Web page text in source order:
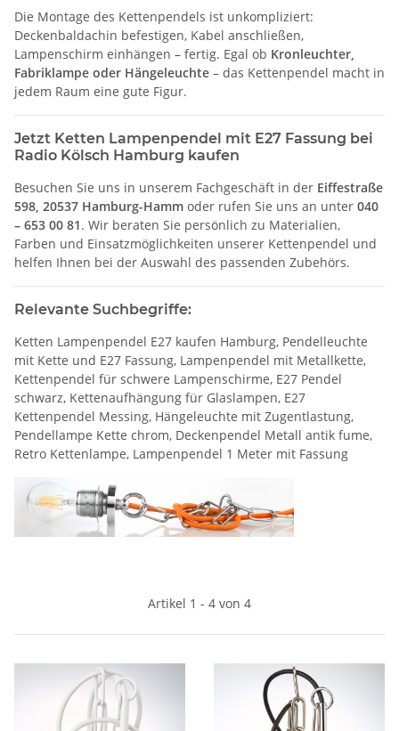
Die Montage des Kettenpendels ist unkompliziert:
Deckenbaldachin befestigen, Kabel anschließen,
Lampenschirm einhängen – fertig. Egal ob Kronleuchter,
Fabriklampe oder Hängeleuchte – das Kettenpendel macht in
jedem Raum eine gute Figur.
Jetzt Ketten Lampenpendel mit E27 Fassung bei
Radio Kölsch Hamburg kaufen
Besuchen Sie uns in unserem Fachgeschäft in der Eiffestraße
598, 20537 Hamburg-Hamm oder rufen Sie uns an unter 040
– 653 00 81. Wir beraten Sie persönlich zu Materialien,
Farben und Einsatzmöglichkeiten unserer Kettenpendel und
helfen Ihnen bei der Auswahl des passenden Zubehörs.
Relevante Suchbegriffe:
Ketten Lampenpendel E27 kaufen Hamburg, Pendelleuchte
mit Kette und E27 Fassung, Lampenpendel mit Metallkette,
Kettenpendel für schwere Lampenschirme, E27 Pendel
schwarz, Kettenaufhängung für Glaslampen, E27
Kettenpendel Messing, Hängeleuchte mit Zugentlastung,
Pendellampe Kette chrom, Deckenpendel Metall antik fume,
Retro Kettenlampe, Lampenpendel 1 Meter mit Fassung
Artikel 1 - 4 von 4